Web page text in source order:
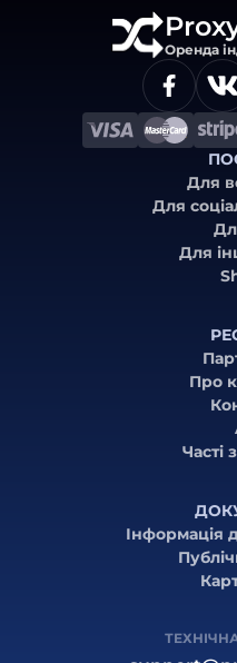
Оренда
Для
Для
Для
Про
Часті
Інформація